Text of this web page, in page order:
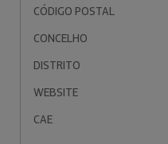
CÓDIGO POSTAL
CONCELHO
DISTRITO
WEBSITE
CAE